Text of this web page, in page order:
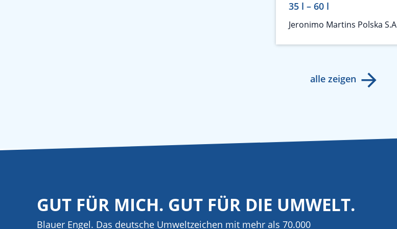
35 l – 60 l
Jeronimo Martins Polska S.A
alle zeigen
GUT FÜR MICH. GUT FÜR DIE UMWELT.
Blauer Engel. Das deutsche Umweltzeichen mit mehr als 70.000